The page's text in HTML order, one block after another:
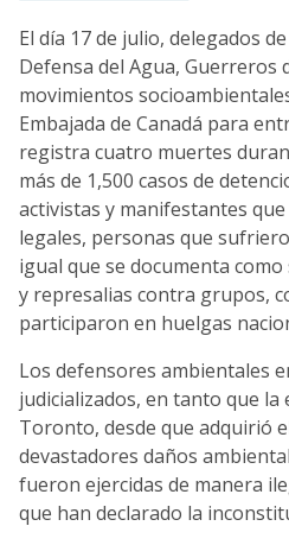
El día 17 de julio, delegados
Defensa del Agua, Guerreros
movimientos
Embajada de Canadá para
registra cuatro muertes
más de 1,500 casos de
activistas y manifestantes
legales, personas que
igual que se documenta
y represalias contra grupos,
participaron en huelgas
Los defensores ambientales
judicializados, en tanto que
Toronto, desde que adquirió
devastadores daños
fueron ejercidas de manera
que han declarado la